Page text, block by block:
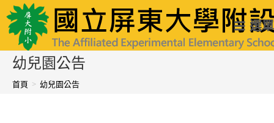
跳
轉
至
國立屏東大學附設實驗國民小學 選單
幼兒園公告
首頁 > 幼兒園公告